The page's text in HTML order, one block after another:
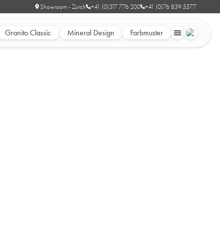
Showroom - Zürich +41 (0)317 776 200 +41 (0)76 839 5577
Granito Classic Mineral Design Farbmuster